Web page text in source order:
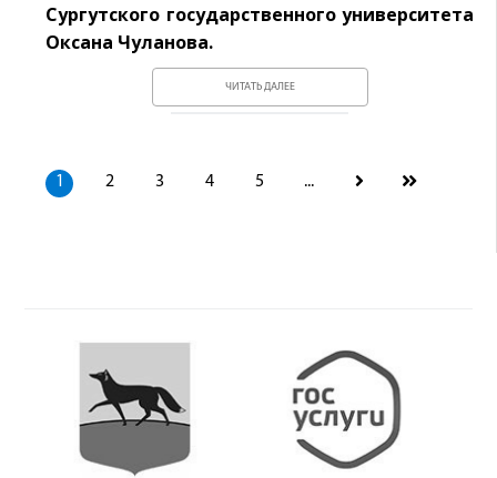
Сургутского государственного университета
Оксана Чуланова.
ЧИТАТЬ ДАЛЕЕ
1 2 3 4 5 ...